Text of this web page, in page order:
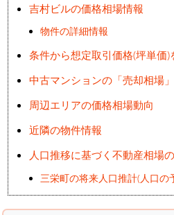
吉村ビルの価格相場情報
物件の詳細情報
条件から想定取引価格(坪単価)
中古マンションの「売却相場
周辺エリアの価格相場動向
近隣の物件情報
人口推移に基づく不動産相場
三栄町の将来人口推計(人口の